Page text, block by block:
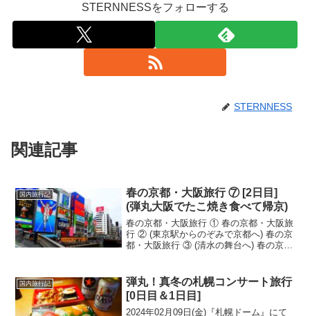
STERNNESSをフォローする
STERNNESS
関連記事
国内旅行記
春の京都・大阪旅行 ⑦ [2日目]
(弾丸大阪でたこ焼き食べて帰京)
春の京都・大阪旅行 ① 春の京都・大阪旅
行 ② (東京駅からのぞみで京都へ) 春の京
都・大阪旅行 ③ (清水の舞台へ) 春の京
食、近鉄でホテルへ) 春の京都・...
国内旅行記
弾丸！真冬の札幌コンサート旅行
[0日目＆1日目]
2024年02月09日(金)『札幌ドーム』にて